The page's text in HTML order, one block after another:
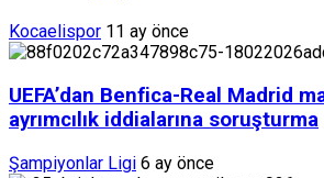
Kocaelispor 11 ay önce
UEFA’dan Benfica-Real Madrid
ayrımcılık iddialarına soruşturma
Şampiyonlar Ligi 6 ay önce